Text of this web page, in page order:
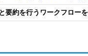
要約を行うワークフロー